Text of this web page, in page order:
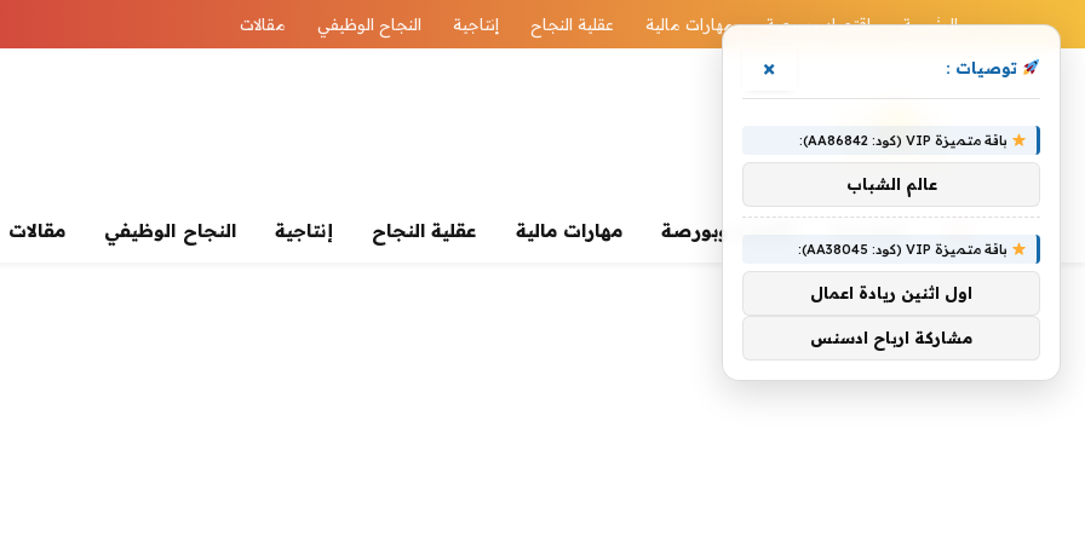
الرئيسية اقتصاد وبورصة مهارات مالية عقلية النجاح إنتاجية النجاح الوظيفي مقالات
اقتصاد وبورصة مهارات مالية عقلية النجاح إنتاجية النجاح الوظيفي مقالات
توصيات : ×
باقة متميزة VIP (كود: AA86842):
عالم الشباب
باقة متميزة VIP (كود: AA38045):
اول اثنين ريادة اعمال
مشاركة ارباح ادسنس